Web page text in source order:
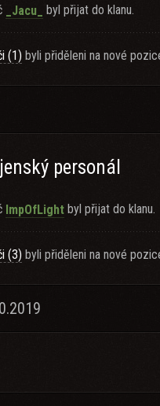
_Jacu_ byl přijat do klanu.
(1) byli přiděleni na nové
personál
ImpOfLight byl přijat do klanu.
(3) byli přiděleni na nové